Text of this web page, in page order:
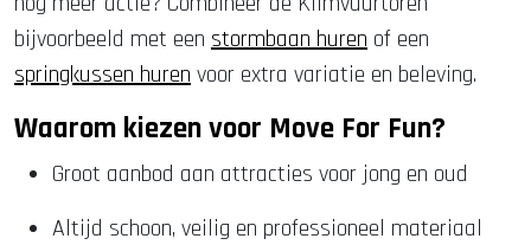
bijvoorbeeld met een stormbaan huren of een
springkussen huren voor extra variatie en beleving.
Waarom kiezen voor Move For Fun?
Groot aanbod aan attracties voor jong en oud
Altijd schoon, veilig en professioneel materiaal